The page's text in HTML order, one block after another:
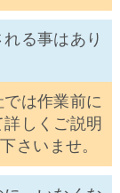
る事はあり
は作業前に
しくご説明
さいませ。